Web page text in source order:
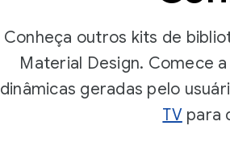
Conheça outros kits de
Material Design. Comece
dinâmicas geradas pelo
TVpara